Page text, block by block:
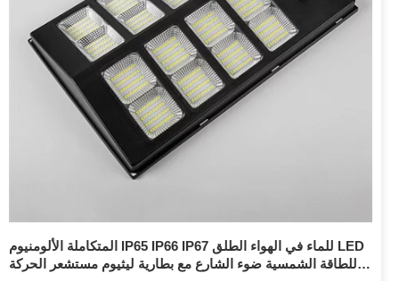
المتكاملة الألومنيوم IP65 IP66 IP67 للماء في الهواء الطلق LED
للطاقة الشمسية ضوء الشارع مع بطارية ليثيوم مستشعر الحركة